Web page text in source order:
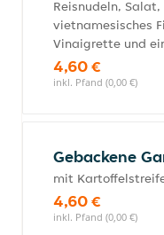
Reisnudeln,
vietnamesisches
Vinaigrette und
4,60 €
inkl. Pfand (0,00 €)
Gebackene
mit
4,60 €
inkl. Pfand (0,00 €)